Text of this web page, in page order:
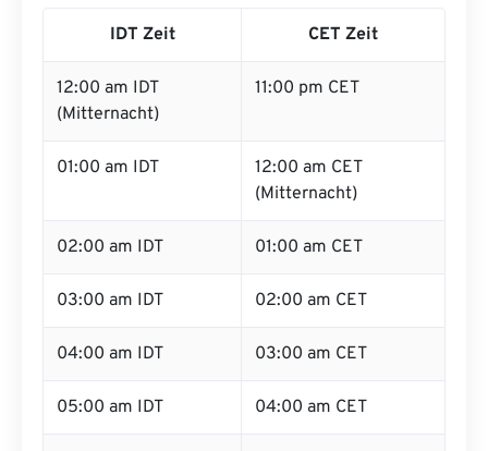
IDT Zeit CET Zeit
12:00 am IDT
(Mitternacht)
11:00 pm CET
01:00 am IDT
12:00 am CET
(Mitternacht)
02:00 am IDT 01:00 am CET
03:00 am IDT 02:00 am CET
04:00 am IDT 03:00 am CET
05:00 am IDT 04:00 am CET